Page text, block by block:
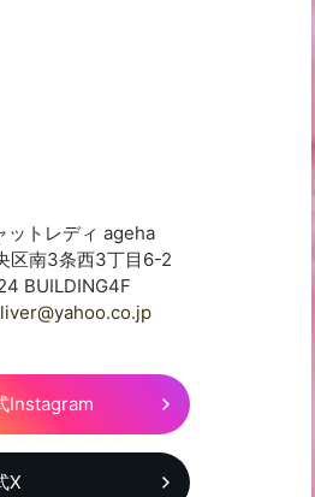
ットレディ ageha
区南3条西3丁目6-2
BUILDING4F
Instagram
X